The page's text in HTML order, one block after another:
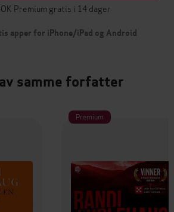
Premium gratis i 14 dager
apper for iPhone/iPad og Android
samme forfatter
Premium